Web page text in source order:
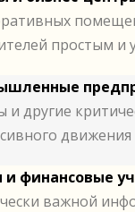
простым и
и другие
движения
и финансовые
важной